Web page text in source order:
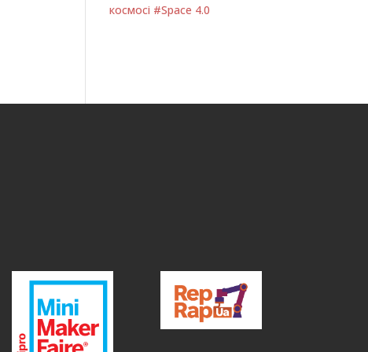
космосі #Space 4.0